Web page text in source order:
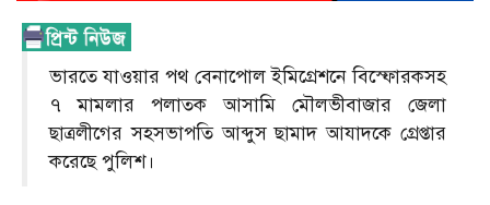
ভারতে যাওয়ার পথ বেনাপোল ইমিগ্রেশনে বিস্ফোরকসহ
৭ মামলার পলাতক আসামি মৌলভীবাজার জেলা
ছাত্রলীগের সহসভাপতি আব্দুস ছামাদ আযাদকে গ্রেপ্তার
করেছে পুলিশ।